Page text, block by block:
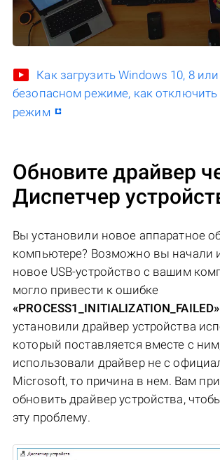
Как загрузить Windows 10, 8
безопасном режиме, как
режим
Обновите драйвер
Диспетчер
Вы установили новое аппаратное
компьютере? Возможно вы начали
новое USB-устройство с вашим
могло привести к ошибке
«PROCESS1_INITIALIZATION_FAILED»
установили драйвер устройства
который поставляется вместе с
использовали драйвер не c
Microsoft, то причина в нем. Вам
обновить драйвер устройства,
эту проблему.